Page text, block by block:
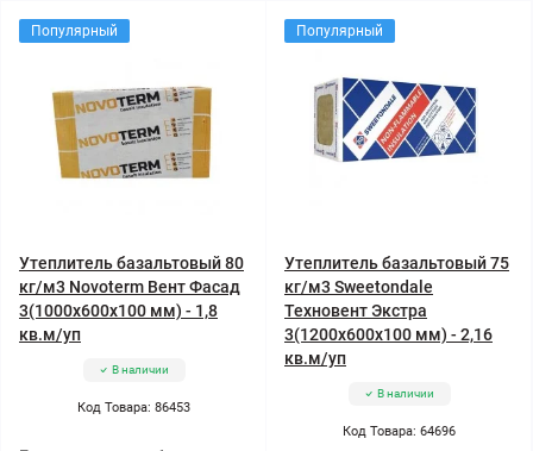
Популярный
Утеплитель базальтовый 80
кг/м3 Novoterm Вент Фасад
3(1000x600x100 мм) - 1,8
кв.м/уп
В наличии
Код Товара: 86453
Популярный
Утеплитель базальтовый 75
кг/м3 Sweetondale
Техновент Экстра
3(1200x600x100 мм) - 2,16
кв.м/уп
В наличии
Код Товара: 64696